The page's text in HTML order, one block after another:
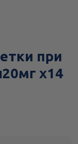
при
х14